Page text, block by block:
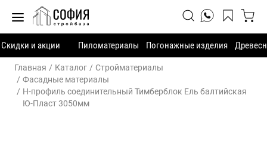
Скидки и акции Пиломатериалы Погонажные изделия
Главная Каталог
Стройматериалы
Фасадные материалы
H-профиль соединительный Тимберблок Ель балтийская
Ю-Пласт 3050мм